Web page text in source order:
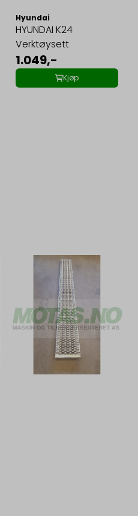
Hyundai
HYUNDAI K24
Verktøysett
1.049,-
Kjøp